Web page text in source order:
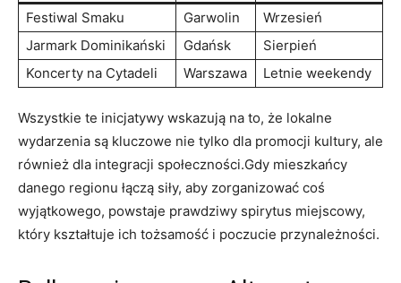
Festiwal Smaku
Garwolin
Wrzesień
Jarmark Dominikański
Gdańsk
Sierpień
Koncerty na Cytadeli
Warszawa Letnie weekendy
Wszystkie te inicjatywy wskazują na to, że lokalne
wydarzenia są kluczowe nie tylko dla promocji kultury, ale
również dla integracji społeczności.Gdy mieszkańcy
danego regionu łączą siły, aby zorganizować coś
wyjątkowego, powstaje prawdziwy spirytus miejscowy,
który kształtuje ich tożsamość i poczucie przynależności.